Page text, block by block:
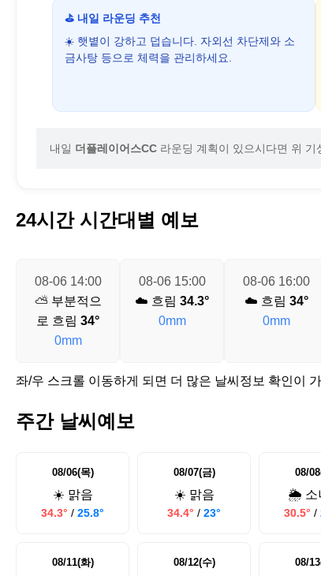
⛳ 내일 라운딩 추천
☀️ 햇볕이 강하고 덥습니다. 자외선 차단제와 소
금사탕 등으로 체력을 관리하세요.
내일 더플레이어스CC 라운딩 계획이 있으시다면 위 기
24시간 시간대별 예보
08-06 14:00
⛅ 부분적으
로 흐림 34°
0mm
08-06 15:00
☁️ 흐림 34.3°
0mm
08-06 16:00
☁️ 흐림 34°
0mm
좌/우 스크롤 이동하게 되면 더 많은 날씨정보 확인이
주간 날씨예보
08/06(목)
☀️ 맑음
34.3° / 25.8°
08/07(금)
☀️ 맑음
34.4° / 23°
08/
🌦️ 소
30.5° /
08/11(화) 08/12(수) 08/